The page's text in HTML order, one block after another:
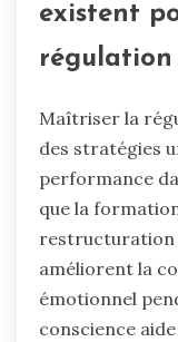
existent
régulation
Maîtriser la
des stratégies
performance
que la
restructuration
améliorent la
émotionnel
conscience